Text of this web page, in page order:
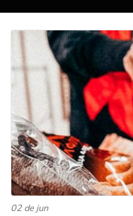
02 de jun